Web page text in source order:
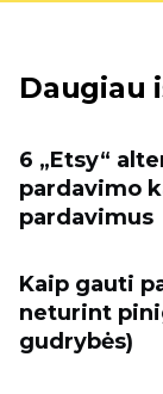
Daugiau
6 „Etsy“
pardavimo
pardavimus
Kaip gauti
neturint
gudrybės)